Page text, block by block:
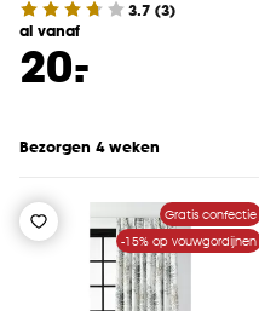
3.7 (3)
al vanaf
20.
-
Bezorgen 4 weken
Gratis confectie
-15% op vouwgordijnen